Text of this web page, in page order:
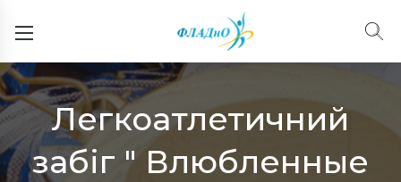
Легкоатлетичний
забіг " Влюбленные
Подія
Navigation